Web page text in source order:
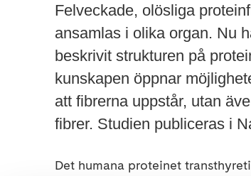
Felveckade, olösliga
ansamlas i olika organ. Nu
beskrivit strukturen på
kunskapen öppnar
att fibrerna uppstår, utan
fibrer. Studien publiceras i
Det humana proteinet